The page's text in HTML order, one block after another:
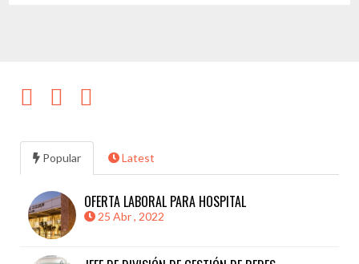
mil usuarios ya fueron atendidos, […]
Popular Latest
OFERTA LABORAL PARA HOSPITAL
25 Abr , 2022